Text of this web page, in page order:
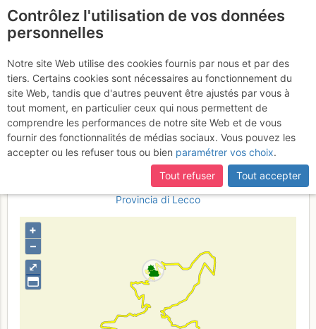
Cornizzolo : salita da
Eupilio e discesa a Cesana
via Cacciatori e Madonna
della Neve.
Vendredi 28 juillet 2017
Alpi Lepontine Orientali Provincia di Como
Provincia di Lecco
⤢
+
–
Contrôlez l'utilisation de vos données
personnelles
Notre site Web utilise des cookies fournis par nous et par des
tiers. Certains cookies sont nécessaires au fonctionnement du
site Web, tandis que d'autres peuvent être ajustés par vous à
tout moment, en particulier ceux qui nous permettent de
comprendre les performances de notre site Web et de vous
fournir des fonctionnalités de médias sociaux. Vous pouvez les
accepter ou les refuser tous ou bien paramétrer vos choix.
Tout refuser
Tout accepter